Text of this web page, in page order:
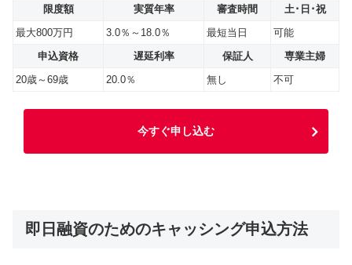
限度額 実質年率 審査時間
土･日･祝
最大800万円
3.0％～18.0％ 最短当日
可能
申込資格
遅延利率 保証人
専業主婦
20歳～69歳
20.0％ 無し 不可
今すぐ申し込む
即日融資のためのキャッシング申込方法